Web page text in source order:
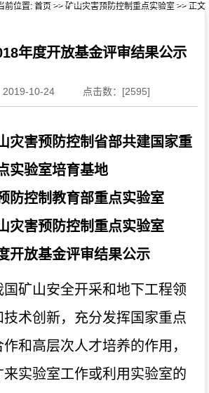
前位置: 首页 >> 矿山灾害预防控制重点实验室 >> 正文
年度开放基金评审结果公示
2019-10-24 点击数：[2595]
灾害预防控制省部共建国家重
实验室培育基地
防控制教育部重点实验室
灾害预防控制重点实验室
开放基金评审结果公示
矿山安全开采和地下工程领
术创新，充分发挥国家重点
和高层次人才培养的作用，
实验室工作或利用实验室的